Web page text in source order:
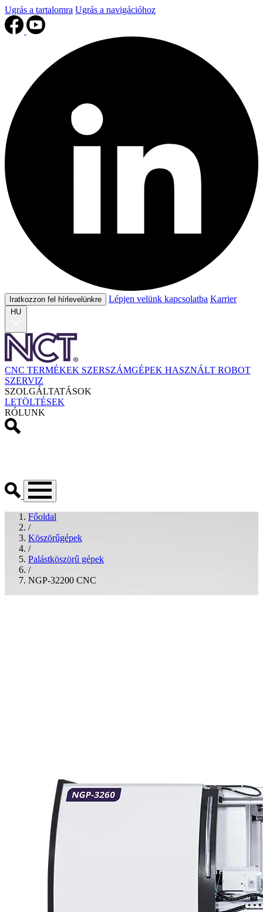
Ugrás a tartalomra Ugrás a navigációhoz
Iratkozzon fel hírlevelünkre Lépjen velünk kapcsolatba Karrier
HU
CNC TERMÉKEK SZERSZÁMGÉPEK HASZNÁLT ROBOT
SZERVIZ
SZOLGÁLTATÁSOK
LETÖLTÉSEK
RÓLUNK
Főoldal
/
Köszörűgépek
/
Palástköszörű gépek
/
NGP-32200 CNC